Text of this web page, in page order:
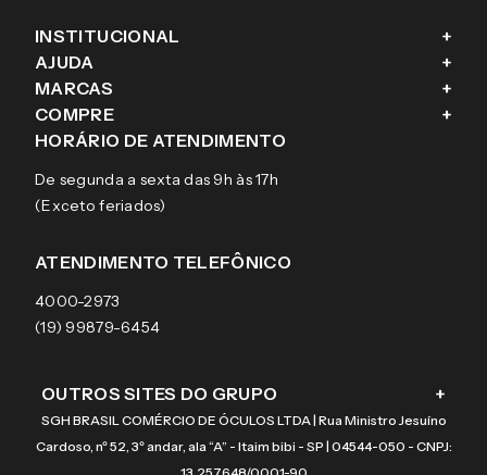
INSTITUCIONAL +
Sobre a eÓtica
Aviso de privacidade
Termos e condições de uso
AJUDA +
Trocas e Devoluções
Pagamentos
Garantias
MARCAS +
Ray-Ban
Tecnol
Arnette
Burberry
COMPRE +
Óculos de sol
Lentes de contato
HORÁRIO DE ATENDIMENTO
De segunda a sexta das 9h às 17h
(Exceto feriados)
ATENDIMENTO TELEFÔNICO
4000-2973
(19) 99879-6454
OUTROS SITES DO GRUPO +
SGH BRASIL COMÉRCIO DE ÓCULOS LTDA | Rua Ministro Jesuíno
Cardoso, nº 52, 3º andar, ala “A” - Itaim bibi - SP | 04544-050 - CNPJ: